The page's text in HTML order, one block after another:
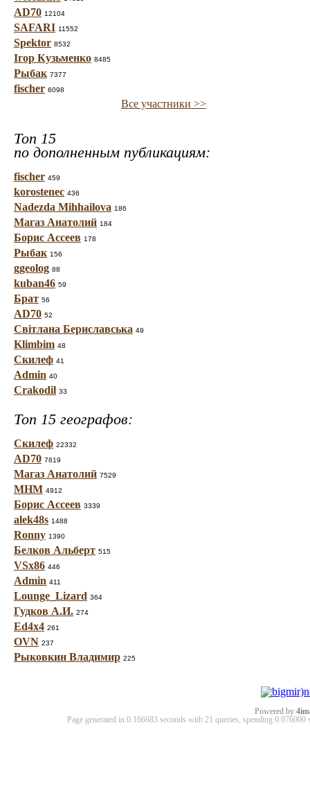
AD70 12104
SAFARI 11552
Spektor 8532
Ігор Кузьменко 8485
Рыбак 7377
fischer 6098
Все участники >>
Топ 15
по дополненным публикациям:
fischer 459
korostenec 436
Nadezda Mihhailova 186
Магаз Анатолий 184
Борис Ассеев 178
Рыбак 156
ggeolog 88
kuban46 59
Брат 56
AD70 52
Світлана Бериславська 49
Klimbim 48
Скилеф 41
Admin 40
Crakodil 33
Топ 15 географов:
Скилеф 22332
AD70 7819
Магаз Анатолий 7529
МНМ 4912
Борис Ассеев 3339
alek48s 1488
Ronny 1390
Белков Альберт 515
VSx86 446
Admin 411
Lounge_Lizard 364
Гудков А.И. 274
Ed4x4 261
OVN 237
Рыковкин Владимир 225
Powered by
Page generated in 0.166683 seconds with 21 queries, spending